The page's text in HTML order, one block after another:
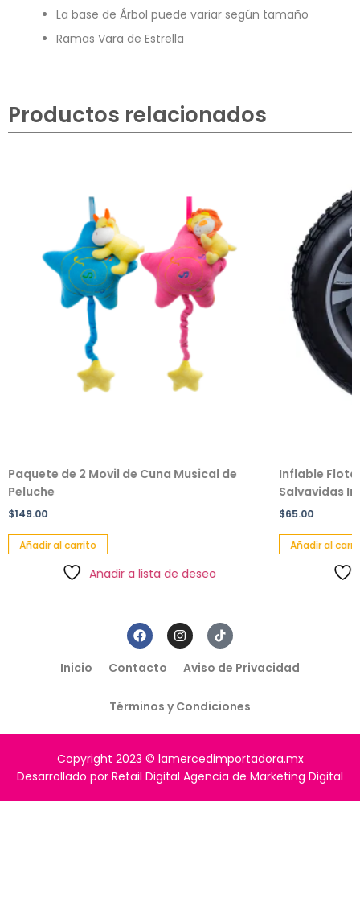
La base de Árbol puede variar según tamaño
Ramas Vara de Estrella
Productos relacionados
Paquete de 2 Movil de Cuna Musical de
Peluche
$149.00
Añadir al carrito
Añadir a lista de deseo
Inflable
Salvavidas
$65.00
Añadir al
Inicio Contacto Aviso de Privacidad
Términos y Condiciones
Copyright 2023 © lamercedimportadora.mx
Desarrollado por Retail Digital Agencia de Marketing Digital